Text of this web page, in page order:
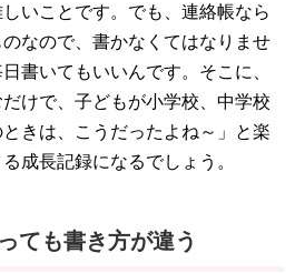
いことです。でも、連絡帳なら
なので、書かなくてはなりませ
書いてもいいんです。そこに、
けで、子どもが小学校、中学校
きは、こうだったよね～」と楽
成長記録になるでしょう。
ても書き方が違う